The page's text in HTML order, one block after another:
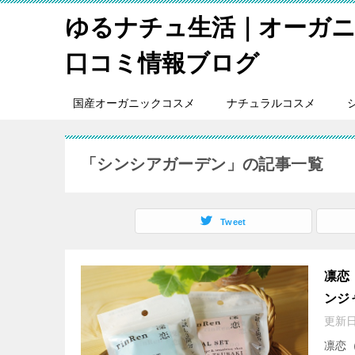
ゆるナチュ生活｜オーガ
口コミ情報ブログ
国産オーガニックコスメ ナチュラルコスメ
「シンシアガーデン」の記事一覧
Tweet
凛恋
ンジ
更新
凛恋